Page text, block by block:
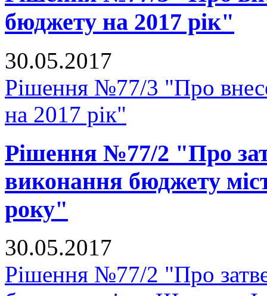
бюджету на 2017 рік"
30.05.2017
Рішення №77/3 "Про
на 2017 рік"
Рішення №77/2 "Про
виконання бюджету
року"
30.05.2017
Рішення №77/2 "Про